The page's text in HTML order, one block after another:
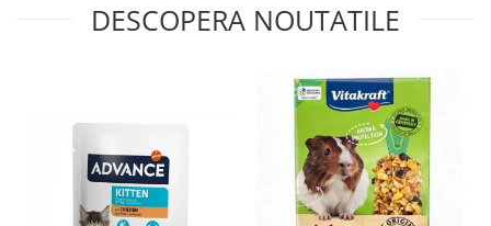
DESCOPERA NOUTATILE